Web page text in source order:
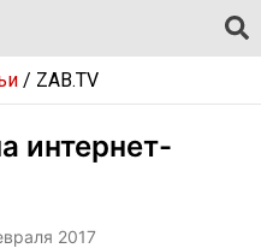
/ ZAB.TV
интернет-
2017